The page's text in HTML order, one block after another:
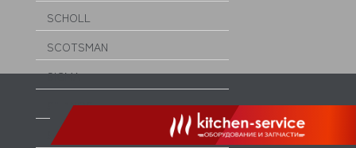
SCHOLL
SCOTSMAN
SIGMA
SILANOS
SILKO